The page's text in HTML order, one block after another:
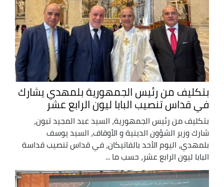
بتكليف من رئيس الجمهورية بلمهدي يشارك
في قداس تنصيب البابا ليون الرابع عشر
بتكليف من رئيس الجمهورية، السيد عبد المجيد تبون،
شارك وزير الشؤون الدينية و الأوقاف، السيد يوسف
بلمهدي، اليوم الأحد بالفاتيكان، في قداس تنصيب قداسة
البابا ليون الرابع عشر، حسب ما ...